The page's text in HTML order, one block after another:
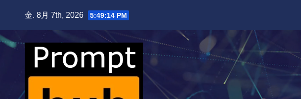
content
金. 8月 7th, 2026 5:49:15 PM